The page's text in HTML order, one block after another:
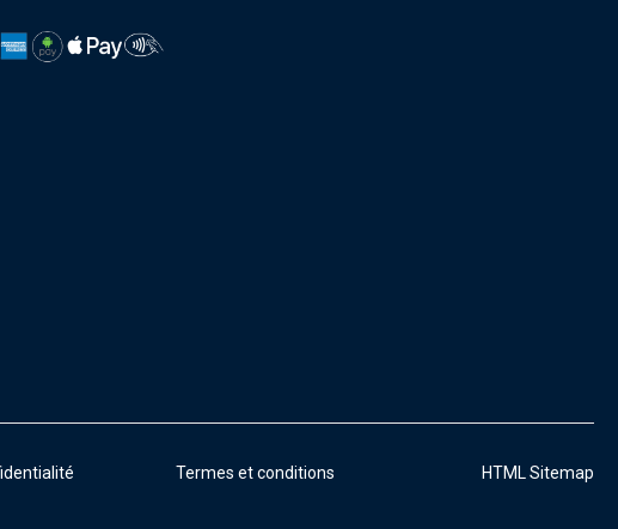
Termes et conditions HTML Sitemap